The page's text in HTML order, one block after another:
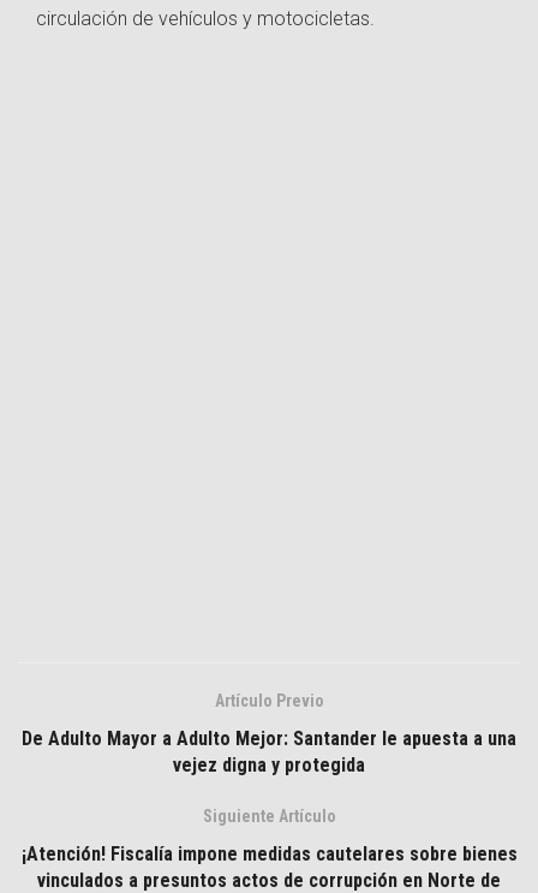
circulación de vehículos y motocicletas.
Artículo Previo
De Adulto Mayor a Adulto Mejor: Santander le apuesta a una
vejez digna y protegida
Siguiente Artículo
¡Atención! Fiscalía impone medidas cautelares sobre bienes
vinculados a presuntos actos de corrupción en Norte de